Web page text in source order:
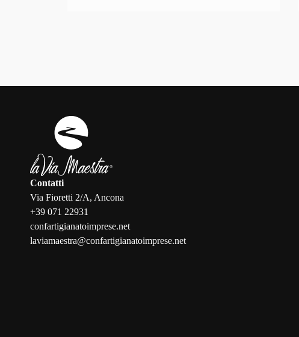
Contatti
Via Fioretti 2/A, Ancona
+39 071 22931
confartigianatoimprese.net
laviamaestra@confartigianatoimprese.net